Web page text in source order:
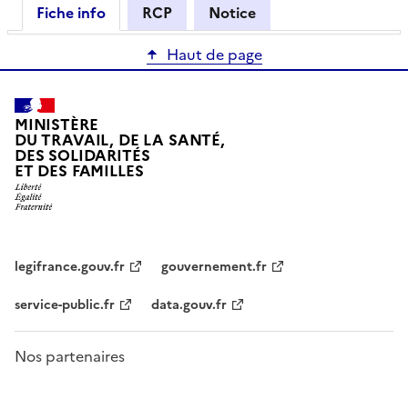
Fiche info RCP
Notice
Haut de page
MINISTÈRE
DU TRAVAIL, DE LA SANTÉ,
DES SOLIDARITÉS
ET DES FAMILLES
legifrance.gouv.fr
gouvernement.fr
service-public.fr
data.gouv.fr
Nos partenaires